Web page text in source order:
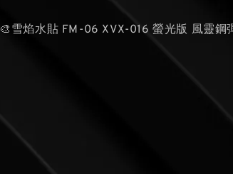
🎨雪焰水貼 FM-06 XVX-016 螢光版 風靈鋼